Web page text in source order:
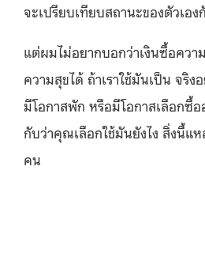
จะเปรียบเทียบสถานะของตัวเอ
แต่ผมไม่อยากบอกว่าเงินซื้อควา
ความสุขได้ ถ้าเราใช้มันเป็น จริง
มีโอกาสพัก หรือมีโอกาสเลือกซื้
กับว่าคุณเลือกใช้มันยังไง สิ่งนี้แ
คน